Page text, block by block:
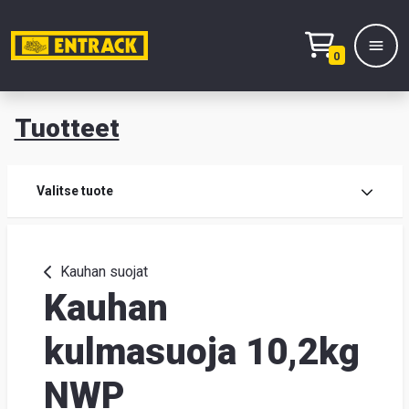
0
Tuotteet
Valitse tuote
Kauhan suojat
Kauhan
kulmasuoja 10,2kg
NWP